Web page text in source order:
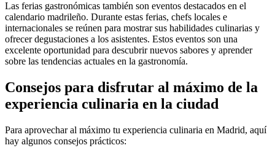
Las ferias gastronómicas también son eventos destacados en el
calendario madrileño. Durante estas ferias, chefs locales e
internacionales se reúnen para mostrar sus habilidades culinarias y
ofrecer degustaciones a los asistentes. Estos eventos son una
excelente oportunidad para descubrir nuevos sabores y aprender
sobre las tendencias actuales en la gastronomía.
Consejos para disfrutar al máximo de la
experiencia culinaria en la ciudad
Para aprovechar al máximo tu experiencia culinaria en Madrid, aquí
hay algunos consejos prácticos: